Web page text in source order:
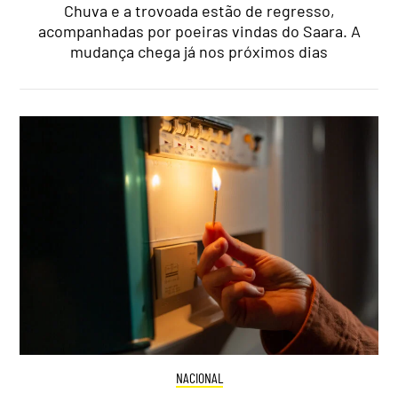
Chuva e a trovoada estão de regresso,
acompanhadas por poeiras vindas do Saara. A
mudança chega já nos próximos dias
NACIONAL